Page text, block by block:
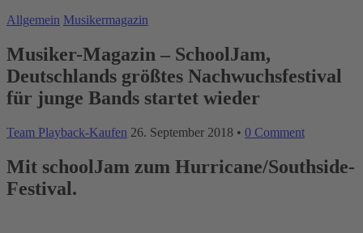
Allgemein Musikermagazin
Musiker-Magazin – SchoolJam,
Deutschlands größtes Nachwuchsfestival
für junge Bands startet wieder
Team Playback-Kaufen 26. September 2018 • 0 Comment
Mit schoolJam zum Hurricane/Southside-
Festival.